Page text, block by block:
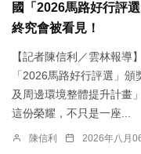
國「2026馬路好行評
終究會被看見！
【記者陳信利／雲林報導
「2026馬路好行評選」
及周邊環境整體提升計畫
這份榮耀，不只是一座...
陳信利 2026年八月